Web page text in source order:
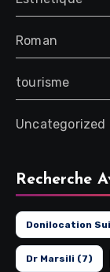
Roman
tourisme
Uncategorized
Recherche
Donilocation
Dr Marsili (7)